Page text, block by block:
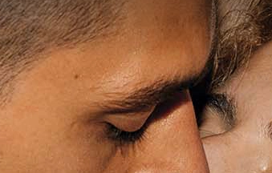
ツ
に
移
動